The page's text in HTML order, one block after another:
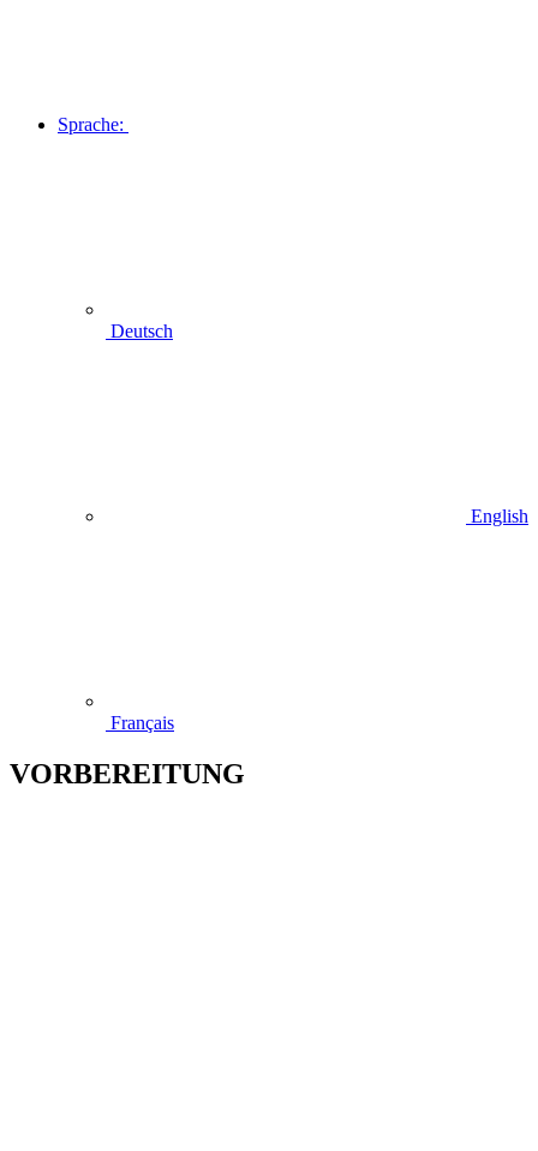
Sprache:
Deutsch
English
Français
VORBEREITUNG